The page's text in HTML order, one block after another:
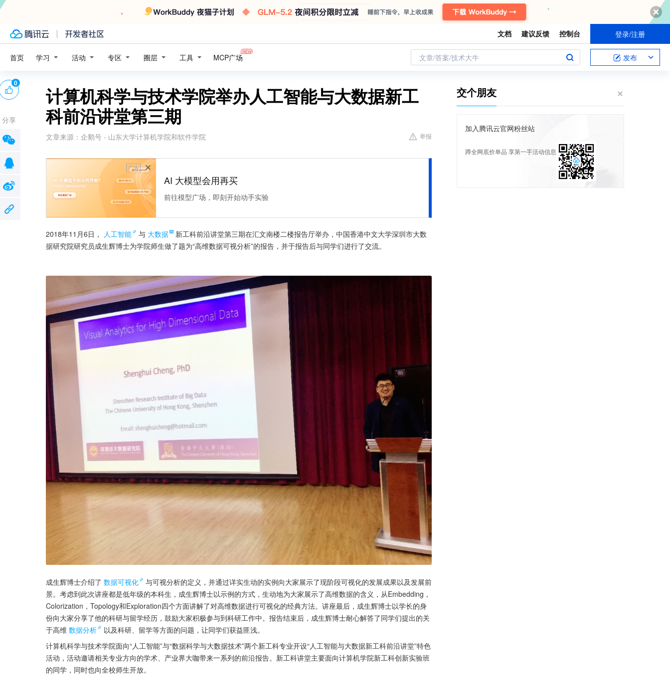
文档 建议反馈 控制台 登录/注册
首页 学习 活动 专区 圈层 工具 MCP广场 文章/答案/技术大牛 发布
计算机科学与技术学院举办人工智能与大数据新工
科前沿讲堂第三期
文章来源： 企鹅号 - 山东大学计算机学院和软件学院 举报
广告
AI 大模型会用再买
前往模型广场，即刻开始动手实验
2018年11月6日， 人工智能 与 大数据
新工科前沿讲堂第三期在汇文南楼二楼报告厅举办，中国香港中文大学深圳市大数
据研究院研究员成生辉博士为学院师生做了题为“高维数据可视分析”的报告，并于报告后与同学们进行了交流。
成生辉博士介绍了 数据可视化
与可视分析的定义，并通过详实生动的实例向大家展示了现阶段可视化的发展成果以及发展前
景。考虑到此次讲座都是低年级的本科生，成生辉博士以示例的方式，生动地为大家展示了高维数据的含义，从Embedding，
Colorization，Topology和Exploration四个方面讲解了对高维数据进行可视化的经典方法。讲座最后，成生辉博士以学长的身
份向大家分享了他的科研与留学经历，鼓励大家积极参与到科研工作中。报告结束后，成生辉博士耐心解答了同学们提出的关
于高维 数据分析
以及科研、留学等方面的问题，让同学们获益匪浅。
计算机科学与技术学院面向“人工智能”与“数据科学与大数据技术”两个新工科专业开设“人工智能与大数据新工科前沿讲堂”特色
活动，活动邀请相关专业方向的学术、产业界大咖带来一系列的前沿报告。新工科讲堂主要面向计算机学院新工科创新实验班
的同学，同时也向全校师生开放。
0
分享
交个朋友
加入腾讯云官网粉丝站
蹲全网底价单品 享第一手活动信息